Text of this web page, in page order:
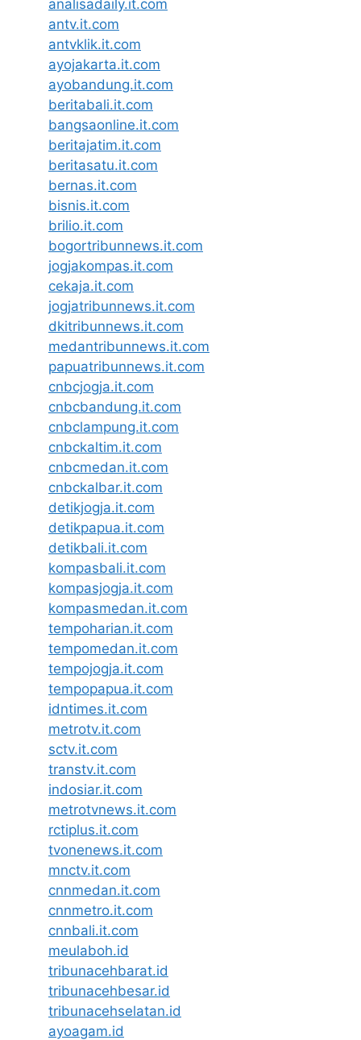
analisadaily.it.com
antv.it.com
antvklik.it.com
ayojakarta.it.com
ayobandung.it.com
beritabali.it.com
bangsaonline.it.com
beritajatim.it.com
beritasatu.it.com
bernas.it.com
bisnis.it.com
brilio.it.com
bogortribunnews.it.com
jogjakompas.it.com
cekaja.it.com
jogjatribunnews.it.com
dkitribunnews.it.com
medantribunnews.it.com
papuatribunnews.it.com
cnbcjogja.it.com
cnbcbandung.it.com
cnbclampung.it.com
cnbckaltim.it.com
cnbcmedan.it.com
cnbckalbar.it.com
detikjogja.it.com
detikpapua.it.com
detikbali.it.com
kompasbali.it.com
kompasjogja.it.com
kompasmedan.it.com
tempoharian.it.com
tempomedan.it.com
tempojogja.it.com
tempopapua.it.com
idntimes.it.com
metrotv.it.com
sctv.it.com
transtv.it.com
indosiar.it.com
metrotvnews.it.com
rctiplus.it.com
tvonenews.it.com
mnctv.it.com
cnnmedan.it.com
cnnmetro.it.com
cnnbali.it.com
meulaboh.id
tribunacehbarat.id
tribunacehbesar.id
tribunacehselatan.id
ayoagam.id